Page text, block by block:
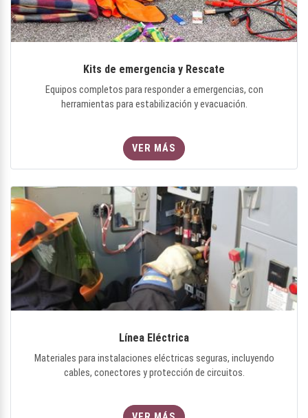
Kits de emergencia y Rescate
Equipos completos para responder a emergencias, con
herramientas para estabilización y evacuación.
VER MÁS
Línea Eléctrica
Materiales para instalaciones eléctricas seguras, incluyendo
cables, conectores y protección de circuitos.